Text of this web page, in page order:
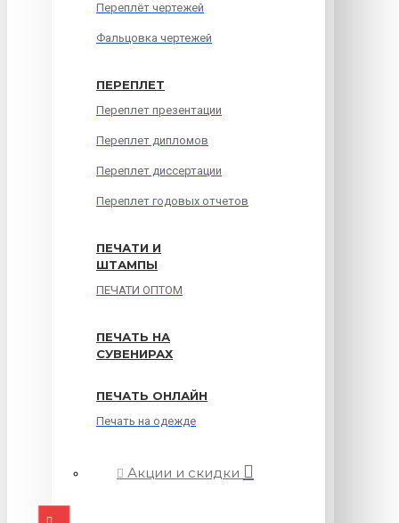
Переплёт чертежей
Фальцовка чертежей
ПЕРЕПЛЕТ
Переплет презентации
Переплет дипломов
Переплет диссертации
Переплет годовых отчетов
ПЕЧАТИ И
ШТАМПЫ
ПЕЧАТИ ОПТОМ
ПЕЧАТЬ НА
СУВЕНИРАХ
ПЕЧАТЬ ОНЛАЙН
Печать на одежде
Акции и скидки